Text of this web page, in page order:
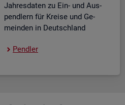
Jah­res­da­ten zu Ein- und Aus­
pend­lern für Krei­se und Ge­
mein­den in Deutsch­land
Pend­ler